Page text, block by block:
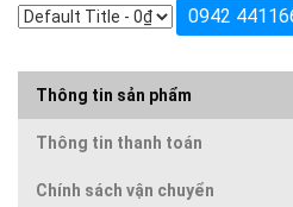
0942
Thông tin sản phẩm
Thông tin thanh toán
Chính sách vận chuyển